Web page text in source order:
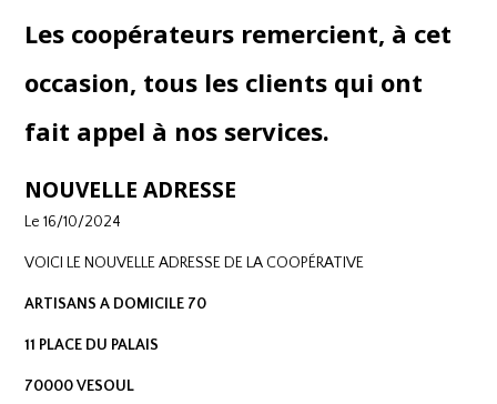
Les coopérateurs remercient, à cet
occasion, tous les clients qui ont
fait appel à nos services.
NOUVELLE ADRESSE
Le 16/10/2024
VOICI LE NOUVELLE ADRESSE DE LA COOPÉRATIVE
ARTISANS A DOMICILE 70
11 PLACE DU PALAIS
70000 VESOUL